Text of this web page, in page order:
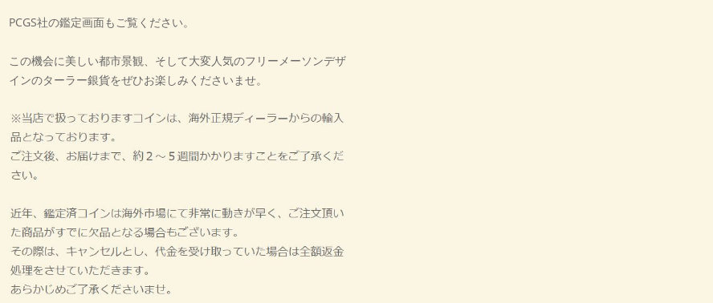
PCGS社の鑑定画面もご覧ください。
この機会に美しい都市景観、そして大変人気のフリーメーソンデザ
インのターラー銀貨をぜひお楽しみくださいませ。